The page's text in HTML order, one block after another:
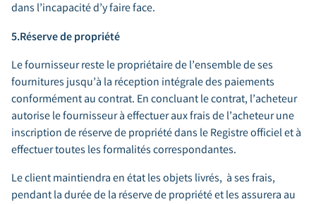
dans l’incapacité d’y faire face.
5.Réserve de propriété
Le fournisseur reste le propriétaire de l’ensemble de ses
fournitures jusqu’à la réception intégrale des paiements
conformément au contrat. En concluant le contrat, l’acheteur
autorise le fournisseur à effectuer aux frais de l’acheteur une
inscription de réserve de propriété dans le Registre officiel et à
effectuer toutes les formalités correspondantes.
Le client maintiendra en état les objets livrés, à ses frais,
pendant la durée de la réserve de propriété et les assurera au